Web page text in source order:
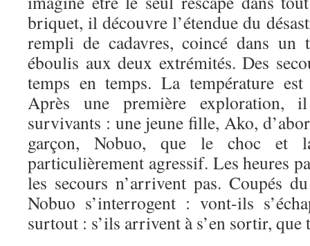
briquet, il découvre l’étendue du
rempli de cadavres, coincé dans un
éboulis aux deux extrémités. Des
temps en temps. La température est
Après une première exploration,
survivants : une jeune fille, Ako,
garçon, Nobuo, que le choc et
particulièrement agressif. Les heures
les secours n’arrivent pas. Coupés
Nobuo s’interrogent : vont-ils
surtout : s’ils arrivent à s’en sortir,